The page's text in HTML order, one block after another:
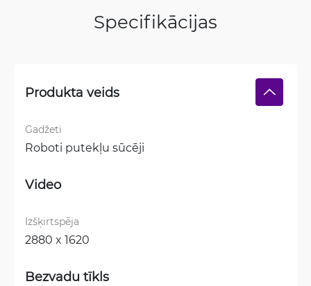
Specifikācijas
Produkta veids
Gadžeti
Roboti putekļu sūcēji
Video
Izšķirtspēja
2880 x 1620
Bezvadu tīkls